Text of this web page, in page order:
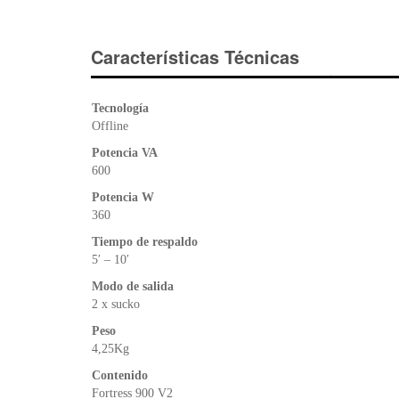
Características Técnicas
Tecnología
Offline
Potencia VA
600
Potencia W
360
Tiempo de respaldo
5′ – 10′
Modo de salida
2 x sucko
Peso
4,25Kg
Contenido
Fortress 900 V2